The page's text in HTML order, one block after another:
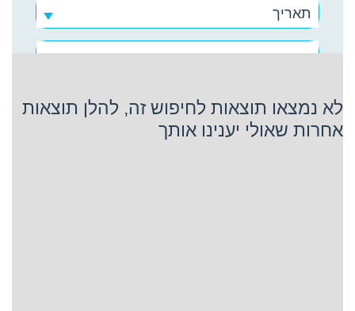
תאריך
פרינסס קרוזס
לא נמצאו תוצאות לחיפוש זה, להלן תוצאות
אחרות שאולי יענינו אותך